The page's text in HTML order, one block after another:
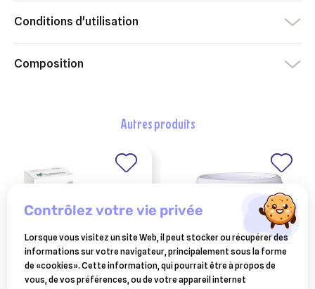
Conditions d'utilisation
Composition
autres produits
direne 32 comprimés – TWYDIL
contrôlez votre vie privée
Lorsque vous visitez un site Web, il peut stocker ou récupérer des
informations sur votre navigateur, principalement sous la forme
de «cookies». Cette information, qui pourrait être à propos de
vous, de vos préférences, ou de votre appareil internet